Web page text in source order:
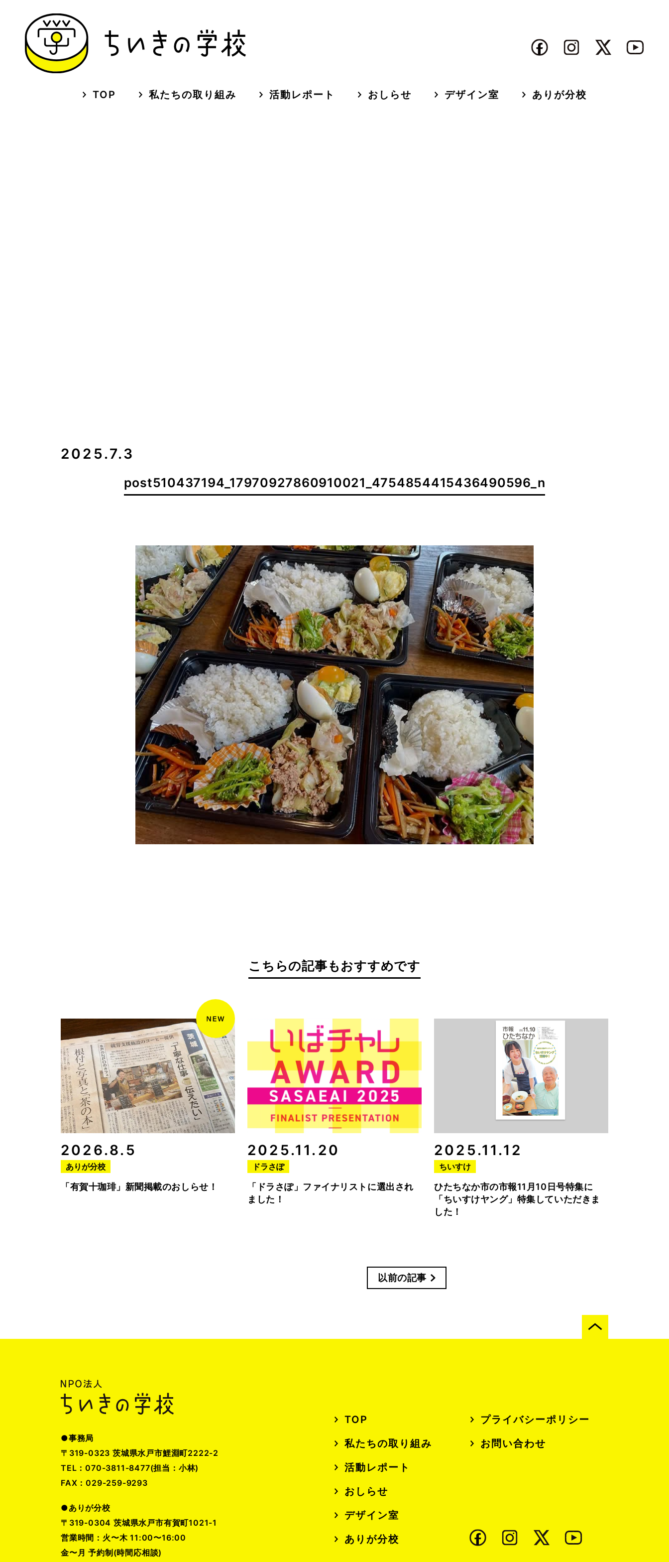
TOP 私たちの取り組み 活動レポート おしらせ デザイン室 ありが分校
2025.7.3
post510437194_17970927860910021_4754854415436490596_n
こちらの記事もおすすめです
2026.8.5
ありが分校
「有賀十珈琲」新聞掲載のおしらせ！
2025.11.20
ドラさぽ
「ドラさぽ」ファイナリストに選出され
ました！
2025.11.12
ちいすけ
ひたちなか市の市報11月10日号特集に
「ちいすけヤング」特集していただきま
した！
以前の記事
●事務局
〒319-0323 茨城県水戸市鯉淵町2222-2
TEL：070-3811-8477(担当：小林)
FAX：029-259-9293
●ありが分校
〒319-0304 茨城県水戸市有賀町1021-1
営業時間：火〜木 11:00〜16:00
金〜月 予約制(時間応相談)
TOP
私たちの取り組み
活動レポート
おしらせ
デザイン室
ありが分校
プライバシーポリシー
お問い合わせ